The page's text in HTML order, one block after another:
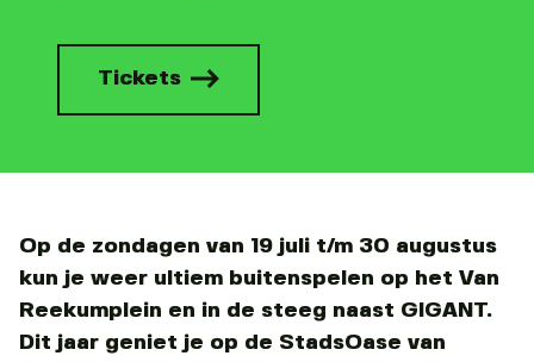
Tickets
Op de zondagen van 19 juli t/m 30 augustus
kun je weer ultiem buitenspelen op het Van
Reekumplein en in de steeg naast GIGANT.
Dit jaar geniet je op de StadsOase van